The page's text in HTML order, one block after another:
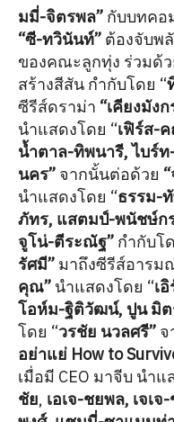
มมี่-จิตรพล” กับบทคอ
“ซี-ทวินันท์” ต้องจับพ
ของคณะลูกทุ่ง ร่วมด้ว
สร้างสีสัน กำกับโดย “
ซีรีส์ดราม่า “เคียงมัง
นำแสดงโดย “เฟิร์ส-
น้ำตาล-ทิพนารี, ไบร์ท
นคร” จากนั้นต่อด้วย
นำแสดงโดย “ธรรม-
ภัทร, แสตมป์-พนัชษ์
จูโน่-ตีระณัฐ” กำกับโ
รัศมี” มาถึงซีรีส์อารม
คุณ” นำแสดงโดย “เ
โอห์ม-ฐิติวัฒน์, ปูน มิ
โดย “วรชัย นวลศรี” จ
อย่าแย่ How to
เมื่อมี CEO มาจีบ นำแ
ชัย, เอเจ-ชยพล, เจเจ